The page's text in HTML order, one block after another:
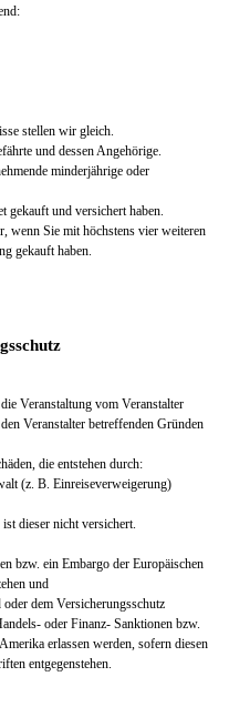
stellen wir gleich.
und dessen Angehörige.
minderjährige oder
und versichert haben.
wenn Sie mit höchstens vier weiteren
gekauft haben.
Veranstaltung vom Veranstalter
Veranstalter betreffenden Gründen
die entstehen durch:
(z. B. Einreiseverweigerung)
dieser nicht versichert.
bzw. ein Embargo der Europäischen
und
dem Versicherungsschutz
oder Finanz- Sanktionen bzw.
erlassen werden, sofern diesen
entgegenstehen.